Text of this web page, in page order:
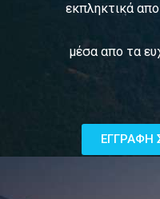
εκπληκτικά
μέσα απο τα
ΕΓΓΡΑΦΗ